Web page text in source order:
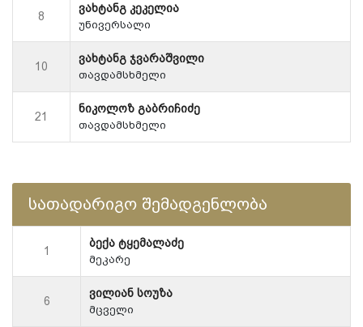
8
ვახტანგ კეკელია
უნივერსალი
10
ვახტანგ ჯვარაშვილი
თავდამსხმელი
21
ნიკოლოზ გაბრიჩიძე
თავდამსხმელი
სათადარიგო შემადგენლობა
1
ბექა ტყემალაძე
მეკარე
6
ვილიან სოუზა
მცველი